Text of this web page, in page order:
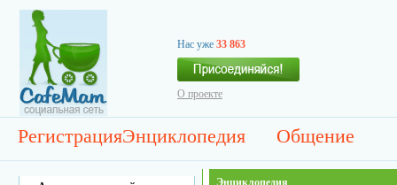
Нас уже 33 863
О проекте
РегистрацияЭнциклопедия Общение
Энциклопедия